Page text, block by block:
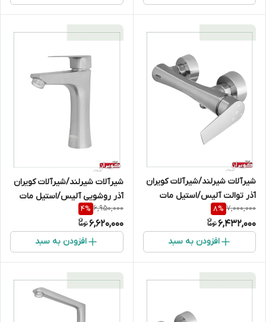
شیرآلات شیرلند/شیرآلات کویران
آذر توالت آلیس/استیل مات
7,000,000
8%
6,432,000
افزودن به سبد
شیرآلات شیرلند/شیرآلات کویران
آذر روشویی آلیس/استیل مات
6,950,000
4%
6,620,000
افزودن به سبد